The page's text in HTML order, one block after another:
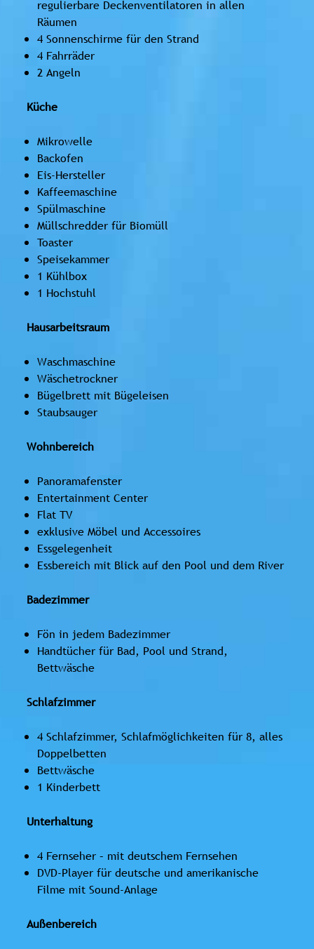
regulierbare Deckenventilatoren in allen
Räumen
4 Sonnenschirme für den Strand
4 Fahrräder
2 Angeln
Küche
Mikrowelle
Backofen
Eis-Hersteller
Kaffeemaschine
Spülmaschine
Müllschredder für Biomüll
Toaster
Speisekammer
1 Kühlbox
1 Hochstuhl
Hausarbeitsraum
Waschmaschine
Wäschetrockner
Bügelbrett mit Bügeleisen
Staubsauger
Wohnbereich
Panoramafenster
Entertainment Center
Flat TV
exklusive Möbel und Accessoires
Essgelegenheit
Essbereich mit Blick auf den Pool und dem River
Badezimmer
Fön in jedem Badezimmer
Handtücher für Bad, Pool und Strand,
Bettwäsche
Schlafzimmer
4 Schlafzimmer, Schlafmöglichkeiten für 8, alles
Doppelbetten
Bettwäsche
1 Kinderbett
Unterhaltung
4 Fernseher – mit deutschem Fernsehen
DVD-Player für deutsche und amerikanische
Filme mit Sound-Anlage
Außenbereich